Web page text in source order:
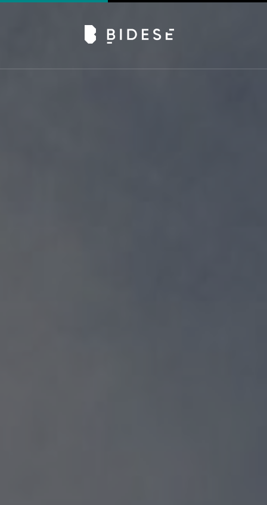
Av. Sete de Setembro, 6679, Batel | Curitiba - PR |
#movimentobidese